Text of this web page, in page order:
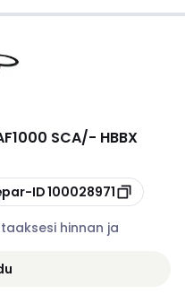
SCA/- HBBX
ID100028971
hinnan ja